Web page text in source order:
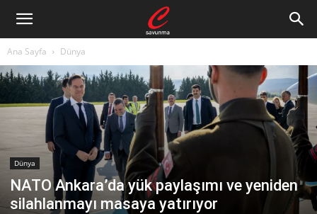
Ana Sayfa Dünya
Dünya
NATO Ankara’da yük paylaşımı ve yeniden
silahlanmayı masaya yatırıyor